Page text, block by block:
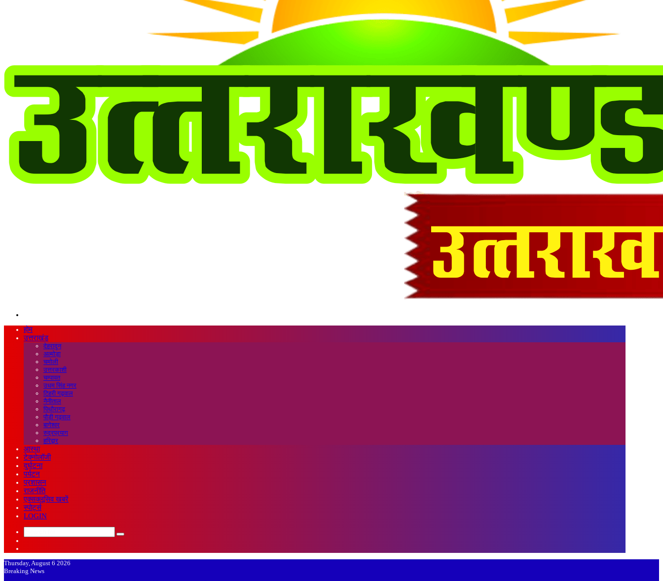
होम
उत्तराखंड
देहरादून
अल्मोड़ा
चमोली
उत्तरकाशी
चम्पावत
उधम सिंह नगर
टिहरी गढ़वाल
नैनीताल
पिथौरागढ़
पौड़ी गढ़वाल
बागेश्वर
रुद्रप्रयाग
हरिद्वार
आस्था
टेक्नोलॉजी
दुर्घटना
पर्यटन
प्रशासन
राजनीति
एक्सक्लूसिव खबरें
स्पोर्ट्स
LOGIN
Search
Thursday, August 6 2026
Breaking News